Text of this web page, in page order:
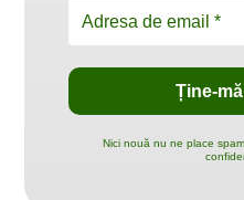
Nici nouă nu ne place